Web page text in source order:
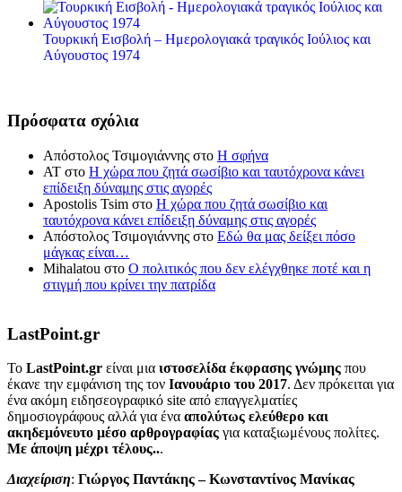
Τουρκική Εισβολή – Ημερολογιακά τραγικός Ιούλιος και
Αύγουστος 1974
Πρόσφατα σχόλια
Απόστολος Τσιμογιάννης στο Η σφήνα
ΑΤ στο Η χώρα που ζητά σωσίβιο και ταυτόχρονα κάνει
επίδειξη δύναμης στις αγορές
Apostolis Tsim στο Η χώρα που ζητά σωσίβιο και
ταυτόχρονα κάνει επίδειξη δύναμης στις αγορές
Απόστολος Τσιμογιάννης στο Εδώ θα μας δείξει πόσο
μάγκας είναι…
Mihalatou στο Ο πολιτικός που δεν ελέγχθηκε ποτέ και η
στιγμή που κρίνει την πατρίδα
LastPoint.gr
To LastPoint.gr είναι μια ιστοσελίδα έκφρασης γνώμης που
έκανε την εμφάνιση της τον Ιανουάριο του 2017. Δεν πρόκειται για
ένα ακόμη ειδησεογραφικό site από επαγγελματίες
δημοσιογράφους αλλά για ένα απολύτως ελεύθερο και
ακηδεμόνευτο μέσο αρθρογραφίας για καταξιωμένους πολίτες.
Με άποψη μέχρι τέλους...
Διαχείριση: Γιώργος Παντάκης – Κωνσταντίνος Μανίκας